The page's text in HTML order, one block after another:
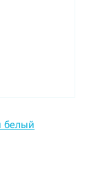
белый